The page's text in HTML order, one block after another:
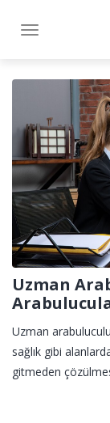
Toggle
Uzman
Uzman
sağlık gibi
gitmeden
alanları,